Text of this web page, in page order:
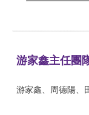
游家鑫、周德陽
本案跨域結合臨床